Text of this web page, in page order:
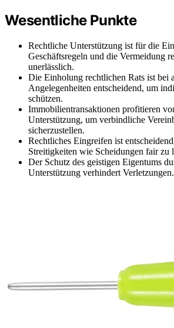
Wesentliche Punkte
Rechtliche Unterstützung ist für die
Geschäftsregeln und die Vermeidung
unerlässlich.
Die Einholung rechtlichen Rats ist bei
Angelegenheiten entscheidend, um
schützen.
Immobilientransaktionen profitieren
Unterstützung, um verbindliche
sicherzustellen.
Rechtliches Eingreifen ist
Streitigkeiten wie Scheidungen fair zu
Der Schutz des geistigen Eigentums
Unterstützung verhindert Verletzungen.